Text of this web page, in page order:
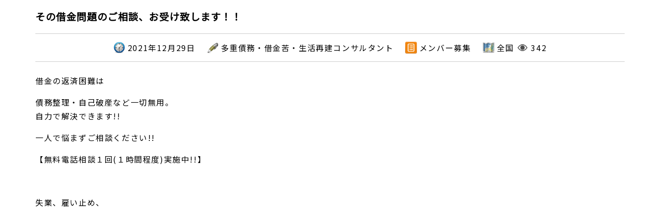
その借金問題のご相談、お受け致します！！
2021年12月29日 多重債務・借金苦・生活再建コンサルタント メンバー募集 全国 342
借金の返済困難は
債務整理・自己破産など一切無用。
自力で解決できます!!
一人で悩まずご相談ください!!
【無料電話相談１回(１時間程度)実施中!!】
失業、雇い止め、